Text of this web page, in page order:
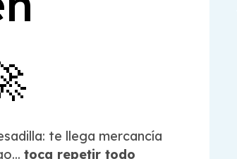
te llega mercancía
toca repetir todo